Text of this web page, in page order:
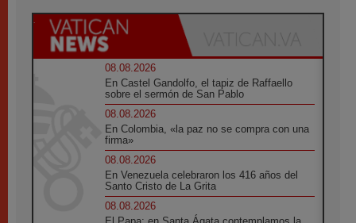
08.08.2026
En Castel Gandolfo, el tapiz de Raffaello
sobre el sermón de San Pablo
08.08.2026
En Colombia, «la paz no se compra con una
firma»
08.08.2026
En Venezuela celebraron los 416 años del
Santo Cristo de La Grita
08.08.2026